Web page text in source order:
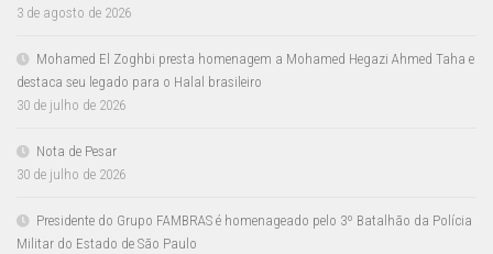
3 de agosto de 2026
Mohamed El Zoghbi presta homenagem a Mohamed Hegazi Ahmed Taha e
destaca seu legado para o Halal brasileiro
30 de julho de 2026
Nota de Pesar
30 de julho de 2026
Presidente do Grupo FAMBRAS é homenageado pelo 3º Batalhão da Polícia
Militar do Estado de São Paulo